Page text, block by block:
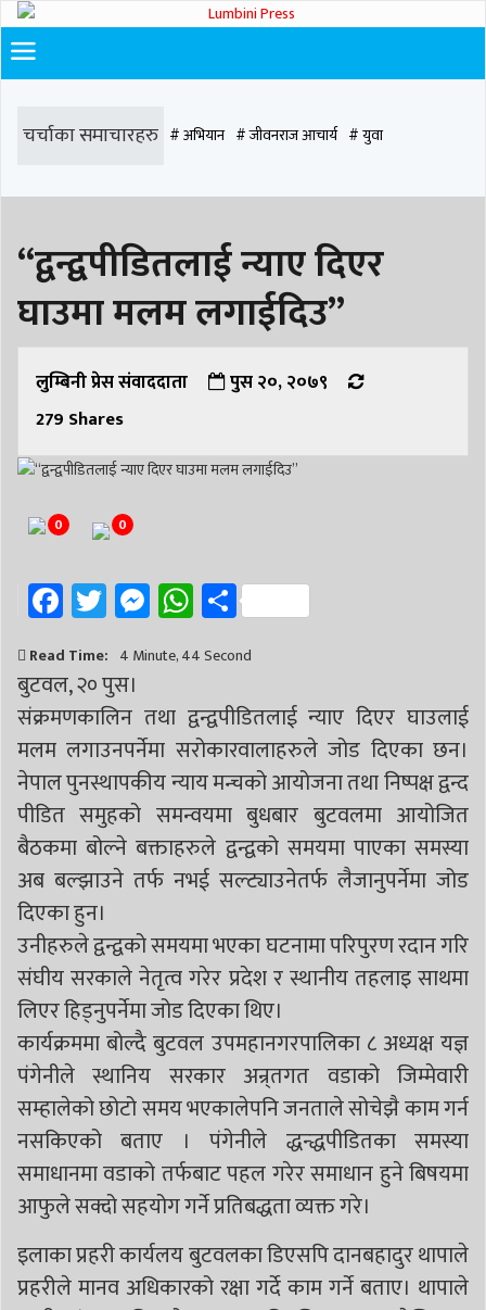
चर्चाका समाचारहरु # अभियान # जीवनराज आचार्य # युवा
# समाज रूपान्तरण # चौराह हस्पिटल # घरजग्गा कारोबार # कपिलवस्तु
# मृत्यु # सडक दुर्घटना # आधुनिक समाज डेन्टल # लुम्बिनी # वर्षा
# समृद्धि एकेडेमी # काङ्ग्रेस # नेपाली कांग्रेस # बुटवल
# रुपन्देही # रुपन्देही २ # नेकपा # रुपन्देही १ # चुन्न पौडेल
# सिद्धबाबा # बुटवल उपमहानगरपालिका
“द्वन्द्वपीडितलाई न्याए दिएर
घाउमा मलम लगाईदिउ”
लुम्बिनी प्रेस संवाददाता
पुस २०, २०७९
279 Shares
0 0
Facebook
Twitter
Messenger
WhatsApp
Share
Read Time: 4 Minute, 44 Second
बुटवल, २० पुस।
संक्रमणकालिन तथा द्वन्द्वपीडितलाई न्याए दिएर घाउलाई
मलम लगाउनपर्नेमा सरोकारवालाहरुले जोड दिएका छन।
नेपाल पुनस्थापकीय न्याय मन्चको आयोजना तथा निष्पक्ष द्वन्द
पीडित समुहको समन्वयमा बुधबार बुटवलमा आयोजित
बैठकमा बोल्ने बक्ताहरुले द्वन्द्वको समयमा पाएका समस्या
अब बल्झाउने तर्फ नभई सल्ट्याउनेतर्फ लैजानुपर्नेमा जोड
दिएका हुन।
उनीहरुले द्वन्द्वको समयमा भएका घटनामा परिपुरण रदान गरि
संघीय सरकाले नेतृत्व गरेर प्रदेश र स्थानीय तहलाइ साथमा
लिएर हिड्नुपर्नेमा जोड दिएका थिए।
कार्यक्रममा बोल्दै बुटवल उपमहानगरपालिका ८ अध्यक्ष यज्ञ
पंगेनीले स्थानिय सरकार अन्र्तगत वडाको जिम्मेवारी
सम्हालेको छोटो समय भएकालेपनि जनताले सोचेझै काम गर्न
नसकिएको बताए । पंगेनीले द्धन्द्धपीडितका समस्या
समाधानमा वडाको तर्फबाट पहल गरेर समाधान हुने बिषयमा
आफुले सक्दो सहयोग गर्ने प्रतिबद्धता व्यक्त गरे।
इलाका प्रहरी कार्यलय बुटवलका डिएसपि दानबहादुर थापाले
प्रहरीले मानव अधिकारको रक्षा गर्दे काम गर्ने बताए। थापाले